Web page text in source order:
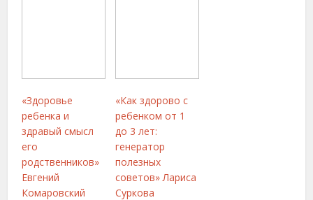
«Здоровье
ребенка и
здравый смысл
его
родственников»
Евгений
Комаровский
«Как здорово с
ребенком от 1
до 3 лет:
генератор
полезных
советов» Лариса
Суркова